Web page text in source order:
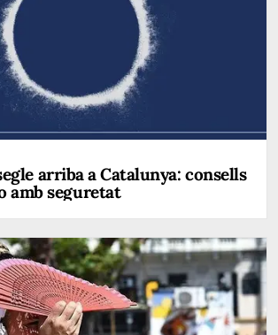
arriba a Catalunya: consells
amb seguretat